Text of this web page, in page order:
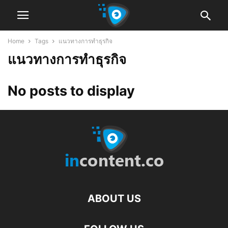
Home Tags แนวทางการทำธุรกิจ
แนวทางการทำธุรกิจ
No posts to display
ABOUT US